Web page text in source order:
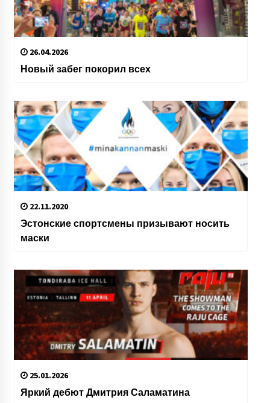
26.04.2026
Новый забег покорил всех
22.11.2020
Эстонские спортсмены призывают носить
маски
25.01.2026
Яркий дебют Дмитрия Саламатина